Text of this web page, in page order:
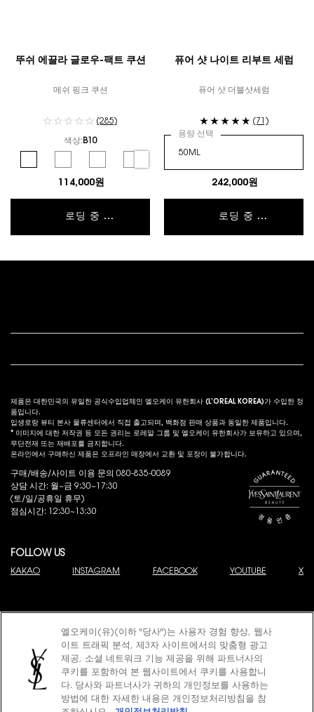
뚜쉬 에끌라 글로우-팩트 쿠션
메쉬 핑크 쿠션
(285)
색상: B10
114,000원
로딩 중 ...
퓨어 샷 나이트 리부트 세럼
퓨어 샷 더블샷세럼
(71)
용량 선택
242,000원
로딩 중 ...
제품은 대한민국의 유일한 공식수입업체인 엘오케이 유한회사 (L’OREAL KOREA)가 수입한 정
품입니다.
입생로랑 뷰티 본사 물류센터에서 직접 출고되며, 백화점 판매 상품과 동일한 제품입니다.
* 이미지에 대한 저작권 등 모든 권리는 로레알 그룹 및 엘오케이 유한회사가 보유하고 있으며,
무단전재 또는 재배포를 금지합니다.
온라인에서 구매하신 제품은 오프라인 매장에서 교환 및 포장이 불가합니다.
구매/배송/사이트 이용 문의 080-835-0089
상담 시간: 월~금 9:30~17:30
(토/일/공휴일 휴무)
점심시간: 12:30~13:30
FOLLOW US
KAKAO INSTAGRAM FACEBOOK YOUTUBE X
© 2025 YSL Beauty
제이피모간 체이스은행 구매안전 서비스(채무지급보증)
고객님은 안전거래를 위해 현금 결제한 금액에 대해 저희 쇼핑몰에서 가입한 제이피
모간 체이스은행 구매안전서비스(지급보증서) 를 이용하실 수 있습니다.
개인정보처리방침 쿠키정책
엘오케이(유)(이하 "당사")는 사용자 경험 향상, 웹사
이트 트래픽 분석, 제3자 사이트에서의 맞춤형 광고
제공, 소셜 네트워크 기능 제공을 위해 파트너사의
쿠키를 포함하여 본 웹사이트에서 쿠키를 사용합니
다. 당사와 파트너사가 귀하의 개인정보를 사용하는
방법에 대한 자세한 내용은 개인정보처리방침을 참